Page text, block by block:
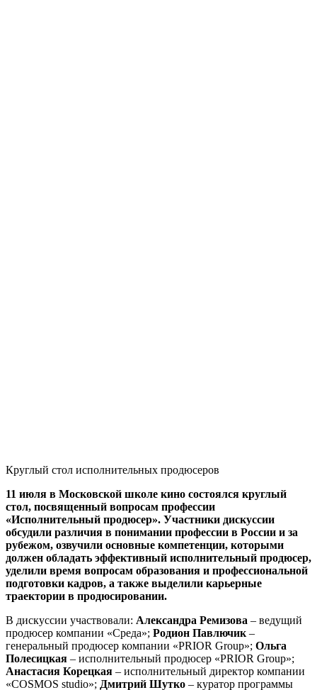
Круглый стол исполнительных продюсеров
11 июля в Московской школе кино состоялся круглый
стол, посвященный вопросам профессии
«Исполнительный продюсер». Участники дискуссии
обсудили различия в понимании профессии в России и за
рубежом, озвучили основные компетенции, которыми
должен обладать эффективный исполнительный продюсер,
уделили время вопросам образования и профессиональной
подготовки кадров, а также выделили карьерные
траектории в продюсировании.
В дискуссии участвовали: Александра Ремизова – ведущий
продюсер компании «Среда»; Родион Павлючик –
генеральный продюсер компании «PRIOR Group»; Ольга
Полесицкая – исполнительный продюсер «PRIOR Group»;
Анастасия Корецкая – исполнительный директор компании
«COSMOS studio»; Дмитрий Шутко – куратор программы